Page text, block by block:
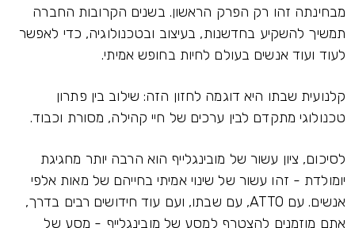
מבחינתה זהו רק הפרק הראשון. בשנים הקרובות החברה
תמשיך להשקיע בחדשנות, בעיצוב ובטכנולוגיה, כדי לאפשר
לעוד ועוד אנשים בעולם לחיות בחופש אמיתי.
קלנועית שבתו היא דוגמה לחזון הזה: שילוב בין פתרון
טכנולוגי מתקדם לבין ערכים של חיי קהילה, מסורת וכבוד.
לסיכום, ציון עשור של מובינגלייף הוא הרבה יותר מחגיגת
יומולדת - זהו עשור של שינוי אמיתי בחייהם של מאות אלפי
אנשים. עם ATTO, עם שבתו, ועם עוד חידושים רבים בדרך,
אתם מוזמנים להצטרף למסע של מובינגלייף - מסע של